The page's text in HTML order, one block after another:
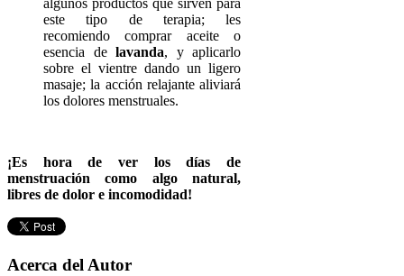
este tipo de terapia; les
recomiendo comprar aceite o
esencia delavanda, y aplicarlo
sobre el vientre dando un ligero
masaje; la acción relajante aliviará
los dolores menstruales.
¡Es hora de ver los días de
menstruación como algo natural,
libres de dolor e incomodidad!
Acerca del Autor